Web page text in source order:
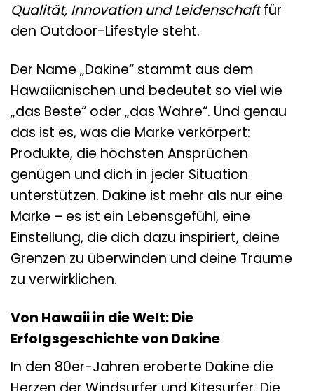
Qualität, Innovation und Leidenschaftfür
den Outdoor-Lifestyle steht.
Der Name „Dakine“ stammt aus dem
Hawaiianischen und bedeutet so viel wie
„das Beste“ oder „das Wahre“. Und genau
das ist es, was die Marke verkörpert:
Produkte, die höchsten Ansprüchen
genügen und dich in jeder Situation
unterstützen. Dakine ist mehr als nur eine
Marke – es ist ein Lebensgefühl, eine
Einstellung, die dich dazu inspiriert, deine
Grenzen zu überwinden und deine Träume
zu verwirklichen.
Von Hawaii in die Welt: Die
Erfolgsgeschichte von Dakine
In den 80er-Jahren eroberte Dakine die